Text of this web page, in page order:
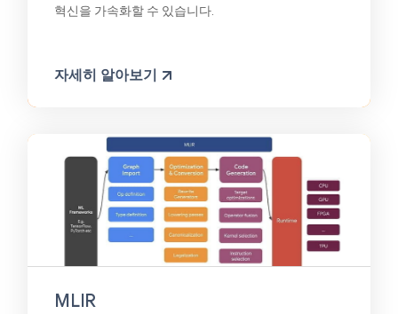
혁신을 가속화할 수 있습니다.
자세히 알아보기
MLIR